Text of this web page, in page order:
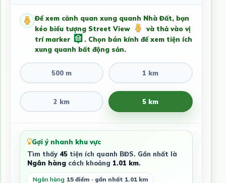
Để xem cảnh quan xung quanh Nhà Đất, bạn
kéo biểu tượng Street View
và thả vào vị
trí marker
. Chọn bán kính để xem tiện ích
xung quanh bất động sản.
500 m 1 km
2 km 5 km
Gợi ý nhanh khu vực
Tìm thấy 45tiện ích quanh BĐS. Gần nhất là
Ngân hàngcách khoảng 1.01 km.
Ngân hàng 15 điểm · gần nhất 1.01 km